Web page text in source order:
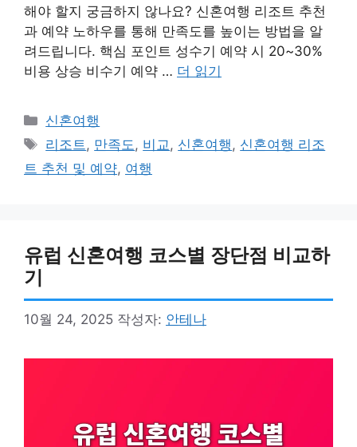
해야 할지 궁금하지 않나요? 신혼여행 리조트 추천
과 예약 노하우를 통해 만족도를 높이는 방법을 알
려드립니다. 핵심 포인트 성수기 예약 시 20~30%
비용 상승 비수기 예약 … 더 읽기
카
테
고
리
신혼여행
태
그
리조트 , 만족도 , 비교 , 신혼여행 , 신혼여행 리조
트 추천 및 예약, 여행
유럽 신혼여행 코스별 장단점 비교하
기
10월 24, 2025 작성자: 안테나